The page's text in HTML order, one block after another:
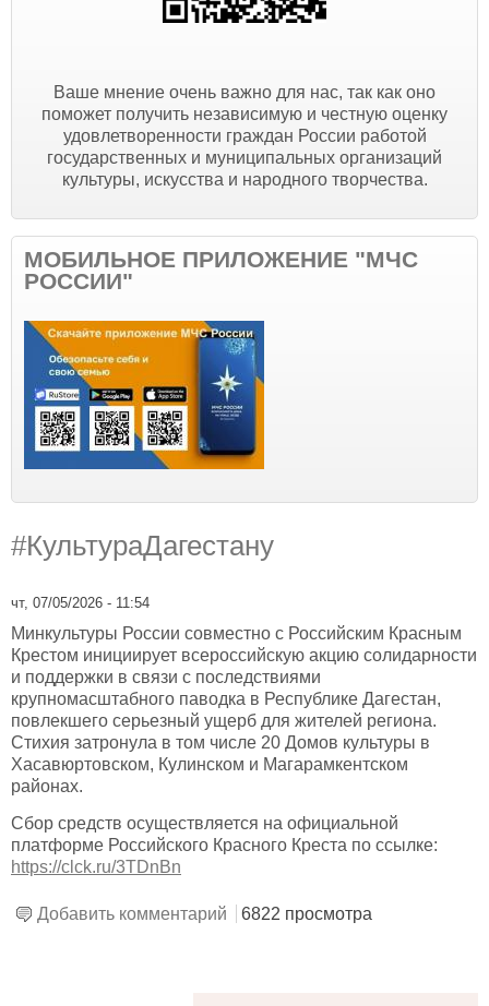
Ваше мнение очень важно для нас, так как оно
поможет получить независимую и честную оценку
удовлетворенности граждан России работой
государственных и муниципальных организаций
культуры, искусства и народного творчества.
МОБИЛЬНОЕ ПРИЛОЖЕНИЕ "МЧС
РОССИИ"
#КультураДагестану
чт, 07/05/2026 - 11:54
Минкультуры России совместно с Российским Красным
Крестом инициирует всероссийскую акцию солидарности
и поддержки в связи с последствиями
крупномасштабного паводка в Республике Дагестан,
повлекшего серьезный ущерб для жителей региона.
Стихия затронула в том числе 20 Домов культуры в
Хасавюртовском, Кулинском и Магарамкентском
районах.
Сбор средств осуществляется на официальной
платформе Российского Красного Креста по ссылке:
https://clck.ru/3TDnBn
Добавить комментарий 6822 просмотра